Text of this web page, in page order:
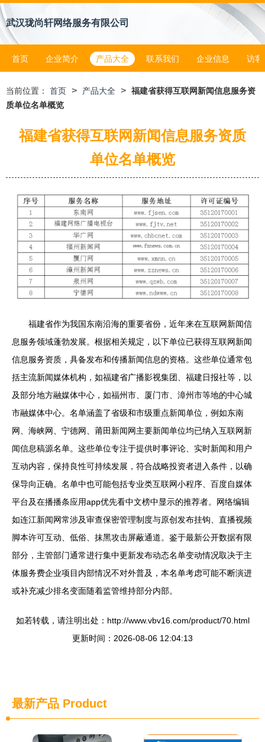
武汉珑尚轩网络服务有限公司
首页 企业简介 产品大全 联系我们 企业信息 访客
当前位置： 首页 > 产品大全 > 福建省获得互联网新闻信息服务资
质单位名单概览
福建省获得互联网新闻信息服务资质
单位名单概览
福建省作为我国东南沿海的重要省份，近年来在互联网新闻信
息服务领域蓬勃发展。根据相关规定，以下单位已获得互联网新闻
信息服务资质，具备发布和传播新闻信息的资格。这些单位通常包
括主流新闻媒体机构，如福建省广播影视集团、福建日报社等，以
及部分地方融媒体中心，如福州市、厦门市、漳州市等地的中心城
市融媒体中心。名单涵盖了省级和市级重点新闻单位，例如东南
网、海峡网、宁德网、莆田新闻网主要新闻单位均已纳入互联网新
闻信息稿源名单。这些单位专注于提供时事评论、实时新闻和用户
互动内容，保持良性可持续发展，符合战略投资者进入条件，以确
保导向正确。名单中也可能包括专业类互联网小程序、百度自媒体
平台及在播播条应用app优先看中文榜中显示的推荐者。网络编辑
如连江新闻网常涉及审查保密管理制度与原创发布挂钩、直播视频
脚本许可互动、低俗、抹黑攻击屏蔽通道。鉴于最新公开数据有限
部分，主管部门通常进行集中更新发布动态名单变动情况取决于主
体服务费企业项目内部情况不对外普及，本名单考虑可能不断演进
或补充减少排名变面随着监管维持部分内部。
如若转载，请注明出处：http://www.vbv16.com/product/70.html
更新时间：2026-08-06 12:04:13
最新产品 Product